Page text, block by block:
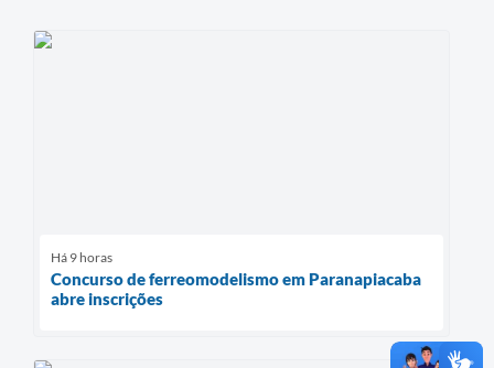
Há 9 horas
Concurso de ferreomodelismo em Paranapiacaba
abre inscrições